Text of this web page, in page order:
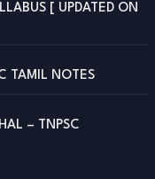
[ UPDATED ON
TAMIL NOTES
– TNPSC